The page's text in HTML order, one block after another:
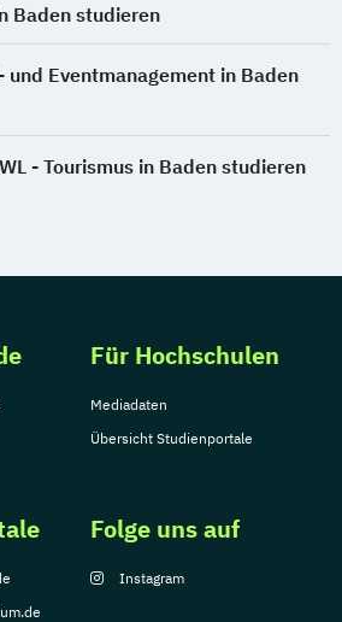
Baden studieren
und Eventmanagement in Baden
- Tourismus in Baden studieren
Für Hochschulen
Mediadaten
Übersicht Studienportale
Folge uns auf
Instagram